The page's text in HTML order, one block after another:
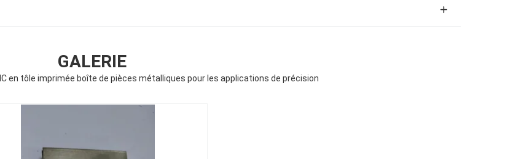
GALERIE
en tôle imprimée boîte de pièces métalliques pour les applications de précision